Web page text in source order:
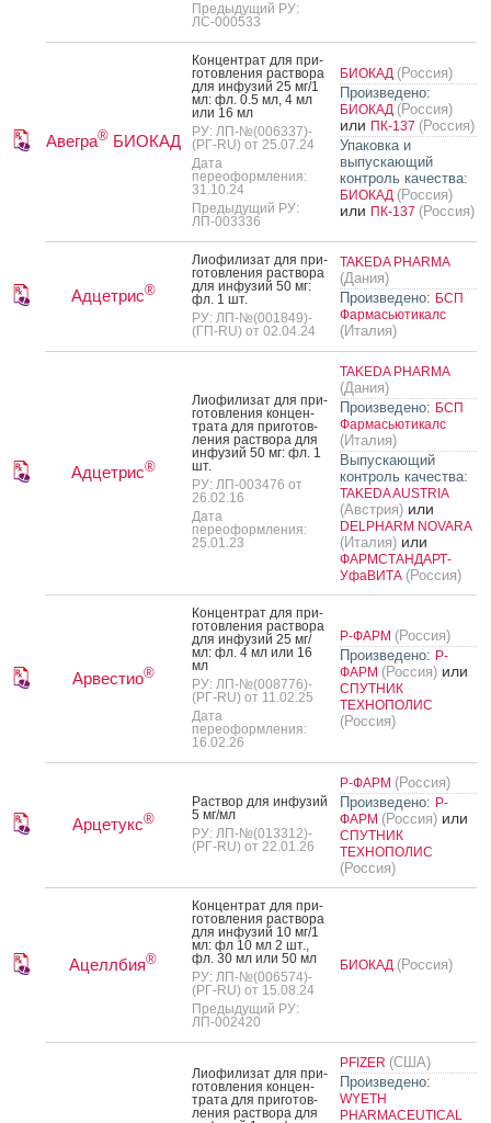
Предыдущий РУ:
ЛС-000533
Авегра®БИОКАД
Кон­цен­трат для при­
готов­ле­ния рас­тво­ра
для ин­фу­зий 25 мг/1
мл: фл. 0.5 мл, 4 мл
или 16 мл
РУ: ЛП-№(006337)-
(РГ-RU) от 25.07.24
Дата
переоформления:
31.10.24
Предыдущий РУ:
ЛП-003336
БИОКАД (Россия)
Произведено:
БИОКАД (Россия)
или ПК-137 (Россия)
Упаковка и
выпускающий
контроль качества:
БИОКАД (Россия)
или ПК-137 (Россия)
Адцетрис®
Ли­офи­лизат для при­
готов­ле­ния рас­тво­ра
для ин­фу­зий 50 мг:
фл. 1 шт.
РУ: ЛП-№(001849)-
(ГП-RU) от 02.04.24
TAKEDA PHARMA
(Дания)
Произведено: БСП
Фармасьютикалс
(Италия)
Адцетрис®
Ли­офи­лизат для при­
готов­ле­ния кон­цен­
тра­та для при­готов­
ле­ния рас­тво­ра для
ин­фу­зий 50 мг: фл. 1
шт.
РУ: ЛП-003476 от
26.02.16
Дата
переоформления:
25.01.23
TAKEDA PHARMA
(Дания)
Произведено: БСП
Фармасьютикалс
(Италия)
Выпускающий
контроль качества:
TAKEDA AUSTRIA
(Австрия) или
DELPHARM NOVARA
(Италия) или
ФАРМСТАНДАРТ-
УфаВИТА (Россия)
Арвестио®
Кон­цен­трат для при­
готов­ле­ния рас­тво­ра
для ин­фу­зий 25 мг/
мл: фл. 4 мл или 16
мл
РУ: ЛП-№(008776)-
(РГ-RU) от 11.02.25
Дата
переоформления:
16.02.26
Р-ФАРМ (Россия)
Произведено: Р-
ФАРМ (Россия) или
СПУТНИК
ТЕХНОПОЛИС
(Россия)
Арцетукс®
Рас­твор для ин­фу­зий
5 мг/мл
РУ: ЛП-№(013312)-
(РГ-RU) от 22.01.26
Р-ФАРМ (Россия)
Произведено: Р-
ФАРМ (Россия) или
СПУТНИК
ТЕХНОПОЛИС
(Россия)
Ацеллбия®
Кон­цен­трат для при­
готов­ле­ния рас­тво­ра
для ин­фу­зий 10 мг/1
мл: фл 10 мл 2 шт.,
фл. 30 мл или 50 мл
РУ: ЛП-№(006574)-
(РГ-RU) от 15.08.24
Предыдущий РУ:
ЛП-002420
БИОКАД (Россия)
Ли­офи­лизат для при­
готов­ле­ния кон­цен­
тра­та для при­готов­
ле­ния рас­тво­ра для
PFIZER (США)
Произведено:
WYETH
PHARMACEUTICAL